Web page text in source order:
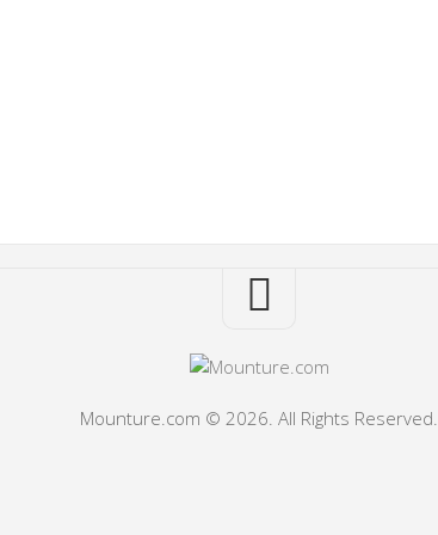
Mounture.com © 2026. All Rights Reserved.